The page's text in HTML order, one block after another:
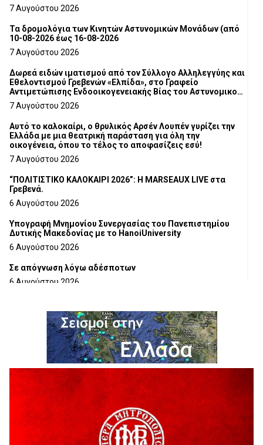
7 Αυγούστου 2026
Τα δρομολόγια των Κινητών Αστυνομικών Μονάδων (από
10-08-2026 έως 16-08-2026
7 Αυγούστου 2026
Δωρεά ειδών ιματισμού από τον Σύλλογο Αλληλεγγύης και
Εθελοντισμού Γρεβενών «Ελπίδα», στο Γραφείο
Αντιμετώπισης Ενδοοικογενειακής Βίας του Αστυνομικού
Τμήματος Γρεβενών
7 Αυγούστου 2026
Αυτό το καλοκαίρι, ο θρυλικός Αρσέν Λουπέν γυρίζει την
Ελλάδα με μια θεατρική παράσταση για όλη την
οικογένεια, όπου το τέλος το αποφασίζεις εσύ!
7 Αυγούστου 2026
“ΠΟΛΙΤΙΣΤΙΚΟ ΚΑΛΟΚΑΙΡΙ 2026”: Η MARSEAUX LIVE στα
Γρεβενά.
6 Αυγούστου 2026
Υπογραφή Μνημονίου Συνεργασίας του Πανεπιστημίου
Δυτικής Μακεδονίας με το HanoiUniversity
6 Αυγούστου 2026
Σε απόγνωση λόγω αδέσποτων
6 Αυγούστου 2026
6 Αυγούστου 2026
Ολοκληρώνεται η ασφαλτόστρωση της οδού Περιβόλι –
6 Αυγούστου 2026
H παραδοχή λαθών είναι (και) δύναμη
5 Αυγούστου 2026
Ο ΑΝΔΡΕΑΣ ΑΣΛΑΝΙΔΗΣ ΣΥΝΕΧΙΖΕΙ ΣΤΟΝ ΠΡΩΤΕΑ
ΓΡΕΒΕΝΩΝ
5 Αυγούστου 2026